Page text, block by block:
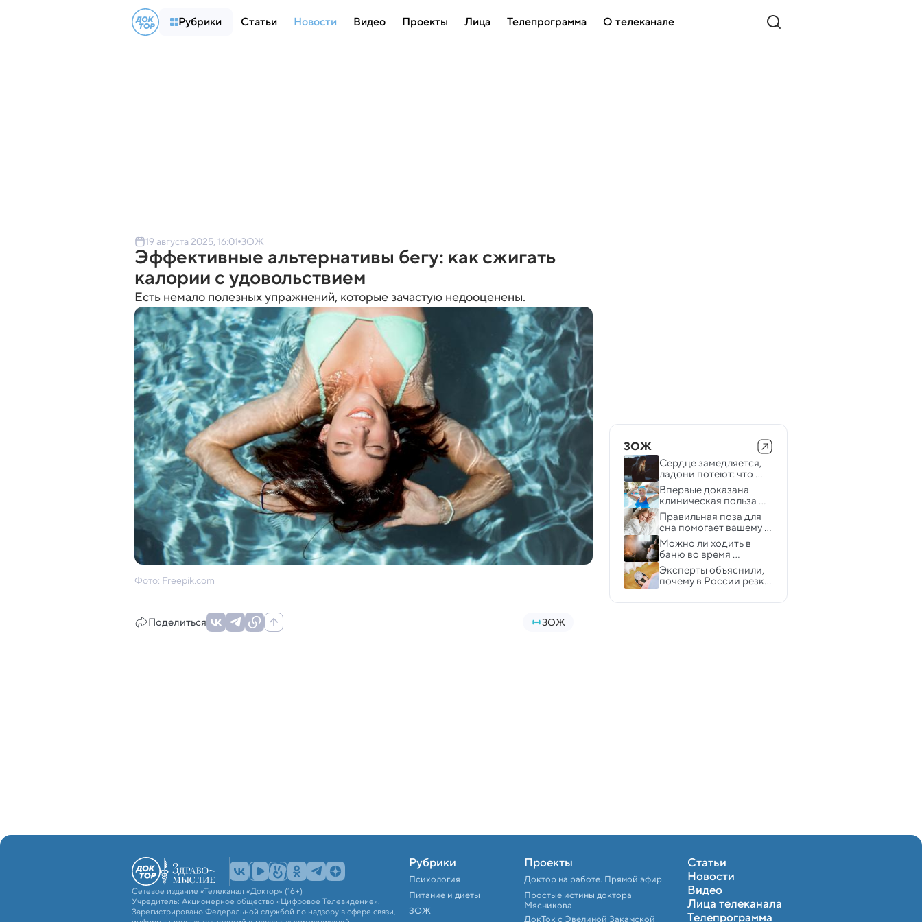
Рубрики Статьи Новости Видео Проекты Лица Телепрограмма О телеканале
19 августа 2025, 16:01 ЗОЖ
Эффективные альтернативы бегу: как сжигать
калории с удовольствием
Есть немало полезных упражнений, которые зачастую недооценены.
Фото: Freepik.com
Поделиться ЗОЖ
ЗОЖ
Сердце замедляется,
ладони потеют: что
делают с нами соцсети
Впервые доказана
клиническая польза
плавания при боли в
пояснице
Правильная поза для
сна помогает вашему
сердцу и желудку
Можно ли ходить в
баню во время
беременности
— эксперт
Эксперты объяснили,
почему в России резко
выросло число людей с
ожирением
Сетевое издание «Телеканал «Доктор» (16+)
Учредитель: Акционерное общество «Цифровое Телевидение».
Зарегистрировано Федеральной службой по надзору в сфере связи,
Рубрики
Психология
Питание и диеты
ЗОЖ
Проекты
Доктор на работе. Прямой эфир
Простые истины доктора
Мясникова
ДокТок с Эвелиной Закамской
Статьи
Новости
Видео
Лица телеканала
Телепрограмма